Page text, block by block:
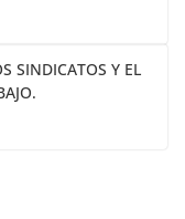
SINDICATOS Y EL